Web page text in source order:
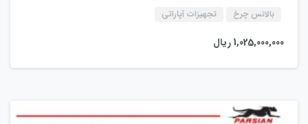
بالانس چرخ تجهیزات آپاراتی
1,025,000,000ریال